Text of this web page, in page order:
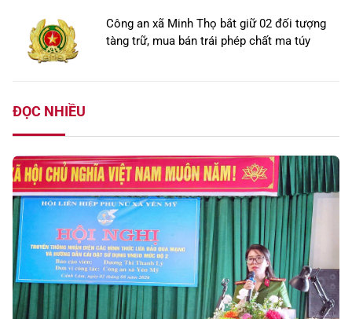
Công an xã Minh Thọ bắt giữ 02 đối tượng
tàng trữ, mua bán trái phép chất ma túy
ĐỌC NHIỀU